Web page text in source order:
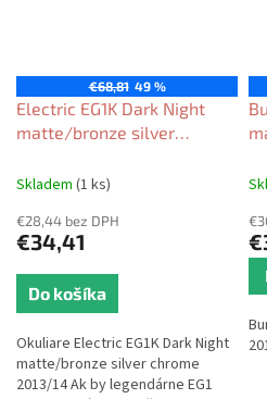
€68,81 49 %
Electric EG1K Dark Night
matte/bronze silver
Skladem (1 ks)
€28,44 bez DPH
€34,41
Do košíka
Okuliare Electric EG1K Dark Night
matte/bronze silver chrome
2013/14 Ak by legendárne EG1